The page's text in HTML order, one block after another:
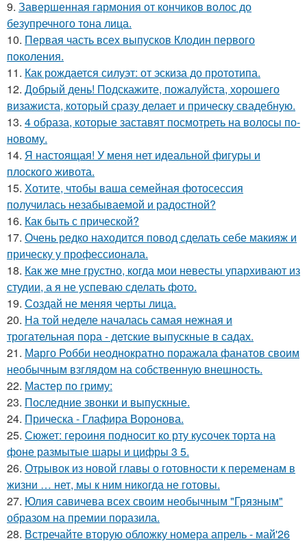
9. Завершенная гармония от кончиков волос до
безупречного тона лица.
10. Первая часть всех выпусков Клодин первого
поколения.
11. Как рождается силуэт: от эскиза до прототипа.
12. Добрый день! Подскажите, пожалуйста, хорошего
визажиста, который сразу делает и прическу свадебную.
13. 4 образа, которые заставят посмотреть на волосы по-
новому.
14. Я настоящая! У меня нет идеальной фигуры и
плоского живота.
15. Хотите, чтобы ваша семейная фотосессия
получилась незабываемой и радостной?
16. Как быть с прической?
17. Очень редко находится повод сделать себе макияж и
прическу у профессионала.
18. Как же мне грустно, когда мои невесты упархивают из
студии, а я не успеваю сделать фото.
19. Создай не меняя черты лица.
20. На той неделе началась самая нежная и
трогательная пора - детские выпускные в садах.
21. Марго Робби неоднократно поражала фанатов своим
необычным взглядом на собственную внешность.
22. Мастер по гриму:
23. Последние звонки и выпускные.
24. Прическа - Глафира Воронова.
25. Сюжет: героиня подносит ко рту кусочек торта на
фоне размытые шары и цифры 3 5.
26. Отрывок из новой главы о готовности к переменам в
жизни … нет, мы к ним никогда не готовы.
27. Юлия савичева всех своим необычным "Грязным"
образом на премии поразила.
28. Встречайте вторую обложку номера апрель - май'26